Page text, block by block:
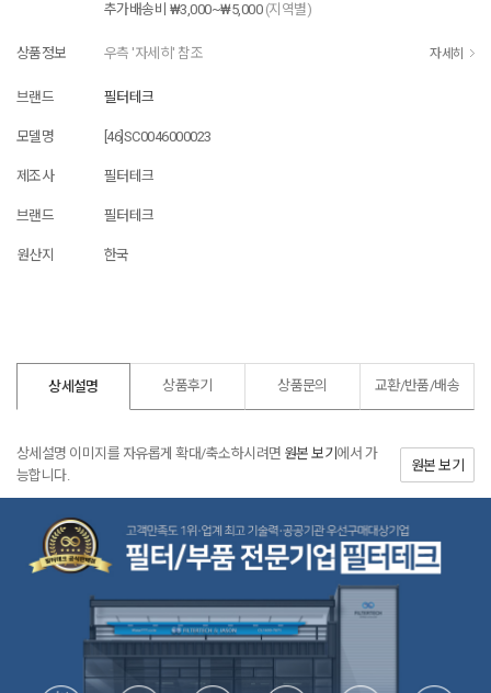
추가배송비 ₩3,000~₩5,000 (지역별)
상품정보 우측 '자세히' 참조 자세히
브랜드 필터테크
모델명 [46]SC0046000023
제조사 필터테크
브랜드 필터테크
원산지 한국
상세설명 상품후기 상품문의 교환/반품/배송
상세설명 이미지를 자유롭게 확대/축소하시려면 원본 보기 에서 가
능합니다.
원본 보기